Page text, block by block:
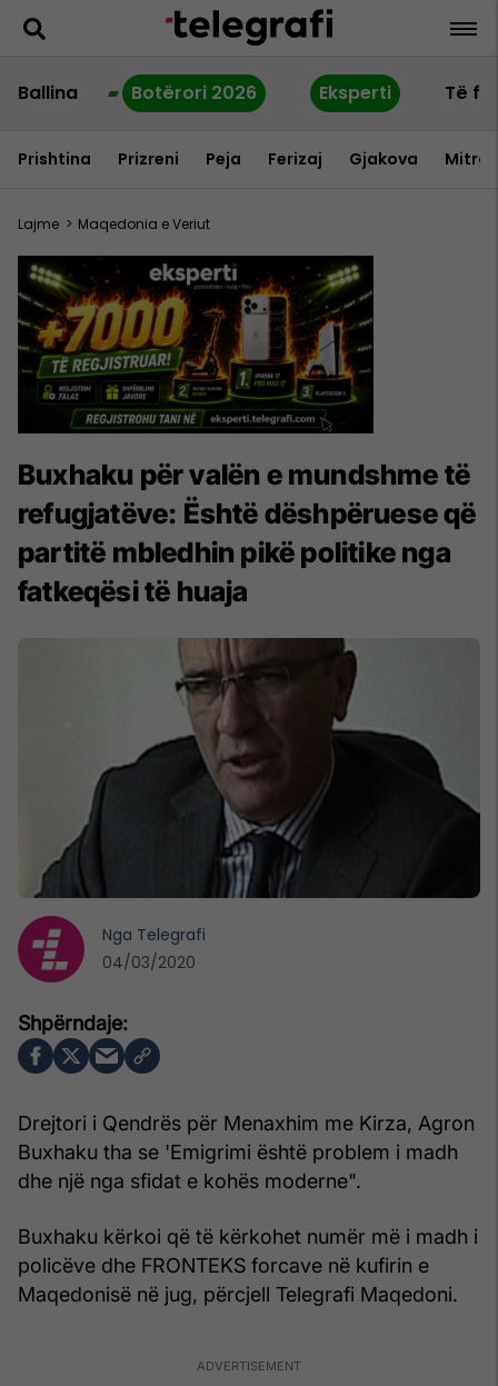
Ballina Botërori 2026 Eksperti Të
Prishtina Prizreni Peja Ferizaj Gjakova
Lajme > Maqedonia e Veriut
Buxhaku për valën e mundshme të
refugjatëve: Është dëshpëruese që
partitë mbledhin pikë politike nga
fatkeqësi të huaja
Drejtori i Qendrës për Menaxhim me Kirza, Agron
Buxhaku tha se 'Emigrimi është problem i madh
dhe një nga sfidat e kohës moderne".
Buxhaku kërkoi që të kërkohet numër më i madh i
policëve dhe FRONTEKS forcave në kufirin e
Maqedonisë në jug, përcjell Telegrafi Maqedoni.
Nga Telegrafi
04/03/2020